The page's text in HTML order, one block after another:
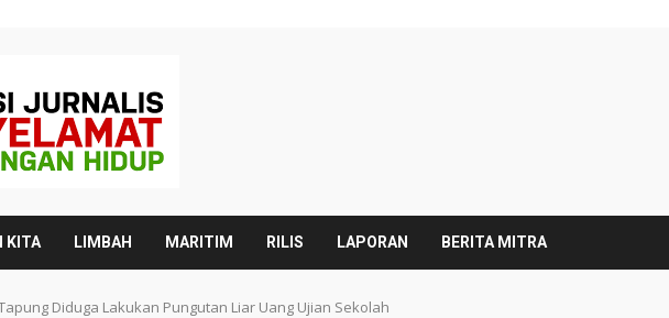
KITA LIMBAH MARITIM RILIS LAPORAN BERITA MITRA
Diduga Lakukan Pungutan Liar Uang Ujian Sekolah